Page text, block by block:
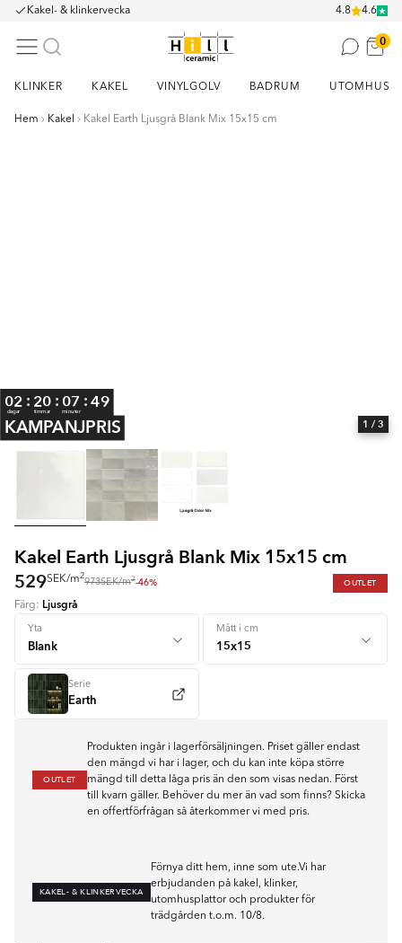
Kakel- & klinkervecka 4.8 4.6
0
KLINKER KAKEL VINYLGOLV BADRUM UTOMHUS
Hem Kakel Kakel Earth Ljusgrå Blank Mix 15x15 cm
02
dagar
: 20
timmar
: 07
minuter
:49
KAMPANJPRIS 1 / 3
Kakel Earth Ljusgrå Blank Mix 15x15 cm
529SEK/m2
973SEK/m2-46% OUTLET
Färg: Ljusgrå
Yta Mått i cm
Serie
Earth
OUTLET
Produkten ingår i lagerförsäljningen. Priset gäller endast
den mängd vi har i lager, och du kan inte köpa större
mängd till detta låga pris än den som visas nedan. Först
till kvarn gäller. Behöver du mer än vad som finns? Skicka
en offertförfrågan så återkommer vi med pris.
KAKEL- & KLINKERVECKA
Förnya ditt hem, inne som ute.Vi har
erbjudanden på kakel, klinker,
utomhusplattor och produkter för
trädgården t.o.m. 10/8.